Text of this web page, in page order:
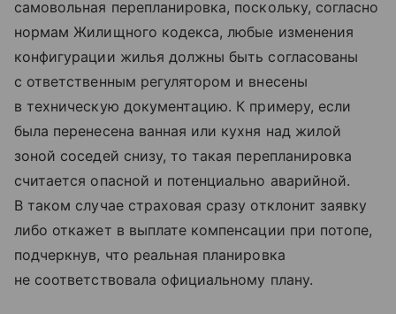
самовольная перепланировка, поскольку, согласно
нормам Жилищного кодекса, любые изменения
конфигурации жилья должны быть согласованы
с ответственным регулятором и внесены
в техническую документацию. К примеру, если
была перенесена ванная или кухня над жилой
зоной соседей снизу, то такая перепланировка
считается опасной и потенциально аварийной.
В таком случае страховая сразу отклонит заявку
либо откажет в выплате компенсации при потопе,
подчеркнув, что реальная планировка
не соответствовала официальному плану.